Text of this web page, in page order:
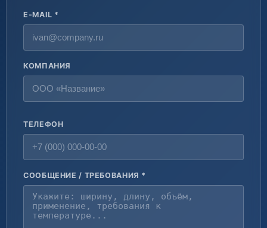
E-MAIL *
КОМПАНИЯ
ТЕЛЕФОН
СООБЩЕНИЕ / ТРЕБОВАНИЯ *